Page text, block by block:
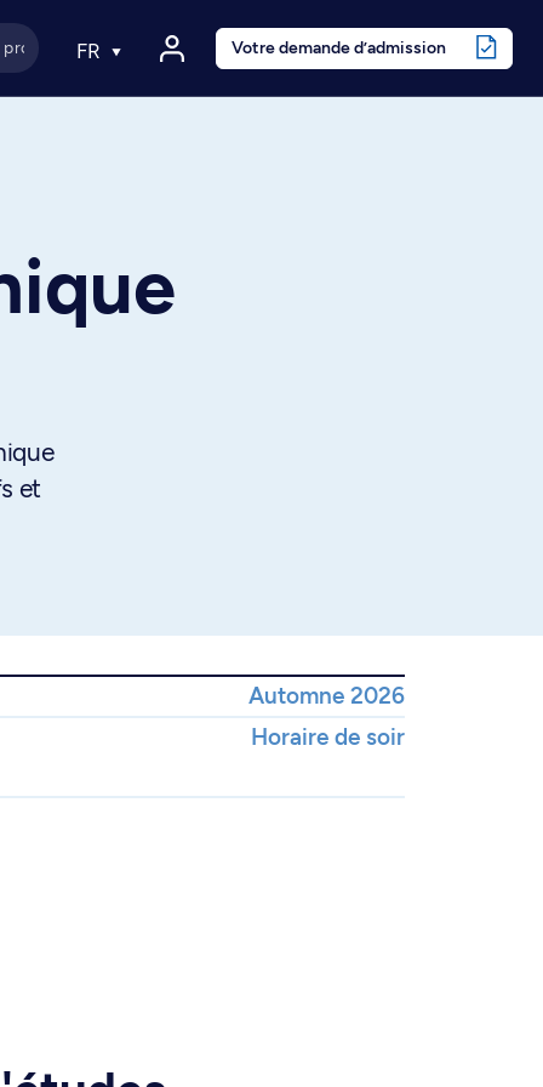
FR Votre demande d’admission
et
Automne 2026
Horaire de soir